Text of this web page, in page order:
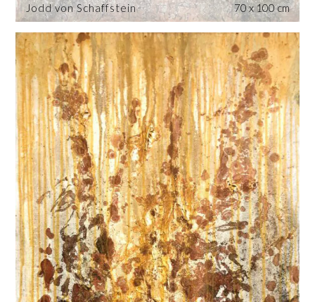
Jodd von Schaffstein
70 x 100 cm